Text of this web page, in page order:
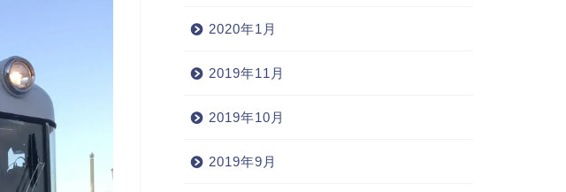
2020年1月
2019年11月
2019年10月
2019年9月